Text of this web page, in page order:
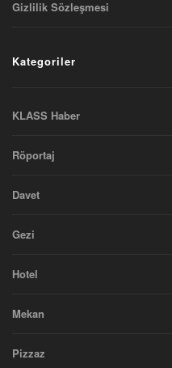
Gizlilik Sözleşmesi
Kategoriler
KLASS Haber
Röportaj
Davet
Gezi
Hotel
Mekan
Pizzaz